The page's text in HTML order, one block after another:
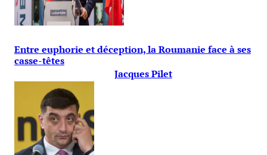
Entre euphorie et déception, la Roumanie face à ses
casse-têtes
Jacques Pilet